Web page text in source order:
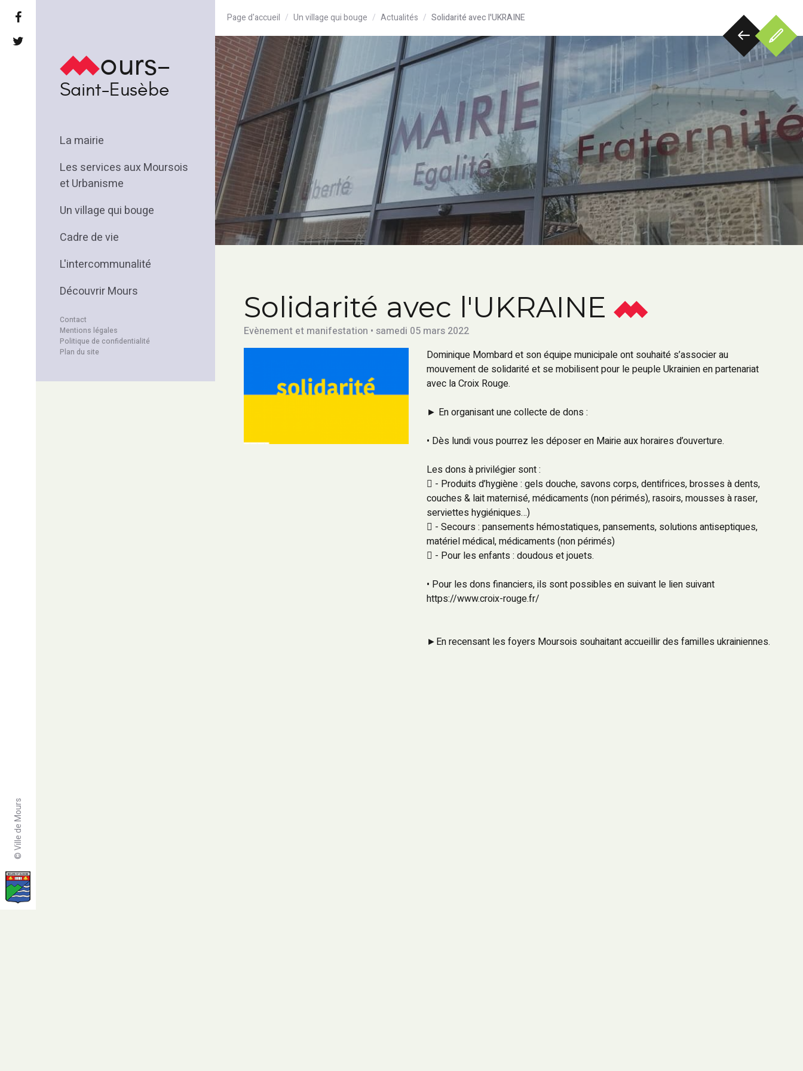
© Ville de Mours
ours-
Saint-Eusèbe
La mairie
Les services aux Moursois
et Urbanisme
Un village qui bouge
Cadre de vie
L'intercommunalité
Découvrir Mours
Contact
Mentions légales
Politique de confidentialité
Plan du site
Page d'accueil Un village qui bouge Actualités Solidarité avec l'UKRAINE
Solidarité avec l'UKRAINE
Evènement et manifestation • samedi 05 mars 2022
Dominique Mombard et son équipe municipale ont souhaité s’associer au
mouvement de solidarité et se mobilisent pour le peuple Ukrainien en partenariat
avec la Croix Rouge.
► En organisant une collecte de dons :
• Dès lundi vous pourrez les déposer en Mairie aux horaires d’ouverture.
Les dons à privilégier sont :
 - Produits d’hygiène : gels douche, savons corps, dentifrices, brosses à dents,
couches & lait maternisé, médicaments (non périmés), rasoirs, mousses à raser,
serviettes hygiéniques…)
 - Secours : pansements hémostatiques, pansements, solutions antiseptiques,
matériel médical, médicaments (non périmés)
 - Pour les enfants : doudous et jouets.
• Pour les dons financiers, ils sont possibles en suivant le lien suivant
https://www.croix-rouge.fr/
►En recensant les foyers Moursois souhaitant accueillir des familles ukrainiennes.